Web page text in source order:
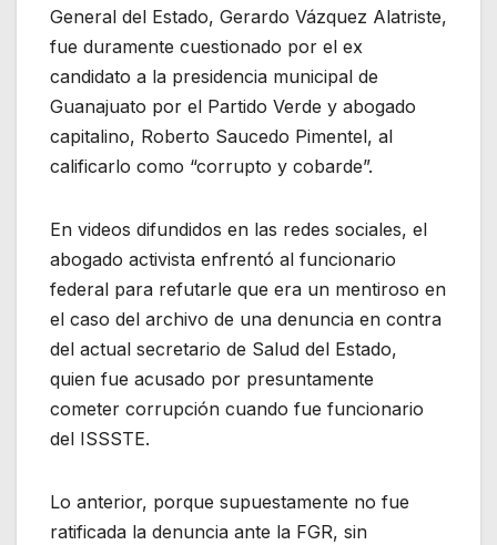
General del Estado, Gerardo Vázquez Alatriste,
fue duramente cuestionado por el ex
candidato a la presidencia municipal de
Guanajuato por el Partido Verde y abogado
capitalino, Roberto Saucedo Pimentel, al
calificarlo como “corrupto y cobarde”.
En videos difundidos en las redes sociales, el
abogado activista enfrentó al funcionario
federal para refutarle que era un mentiroso en
el caso del archivo de una denuncia en contra
del actual secretario de Salud del Estado,
quien fue acusado por presuntamente
cometer corrupción cuando fue funcionario
del ISSSTE.
Lo anterior, porque supuestamente no fue
ratificada la denuncia ante la FGR, sin